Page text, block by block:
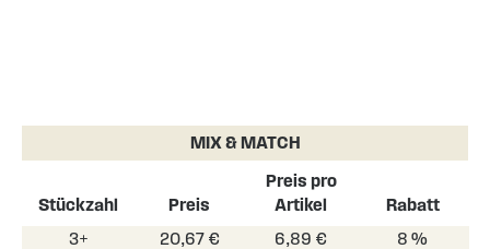
the
the
MIX & MATCH
Stückzahl Preis
Preis pro
Artikel
Rabatt
3+
20,67 € 6,89 €
8 %